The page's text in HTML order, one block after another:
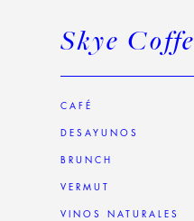
Skye Coffe
CAFÉ
DESAYUNOS
BRUNCH
VERMUT
VINOS NATURALES